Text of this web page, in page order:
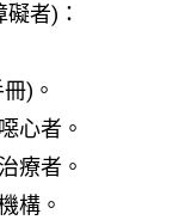
者)：
)。
心者。
療者。
構。